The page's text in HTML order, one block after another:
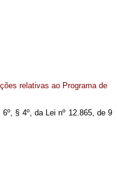
relativas ao Programa de
§ 4º, da Lei nº 12.865, de 9